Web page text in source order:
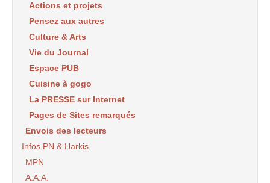
Actions et projets
Pensez aux autres
Culture & Arts
Vie du Journal
Espace PUB
Cuisine à gogo
La PRESSE sur Internet
Pages de Sites remarqués
Envois des lecteurs
Infos PN & Harkis
MPN
A.A.A.